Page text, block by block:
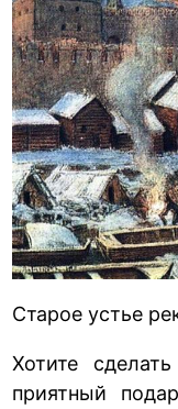
Старое устье
Хотите
приятный